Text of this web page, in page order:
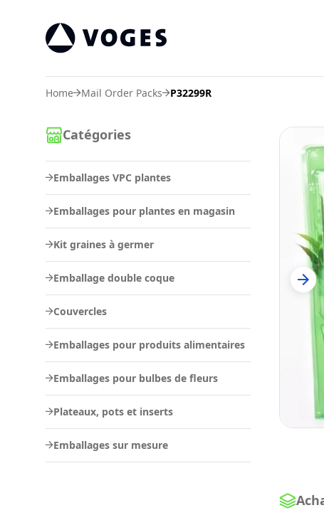
Home Mail Order Packs P32299R
Catégories
Emballages VPC plantes
Emballages pour plantes en magasin
Kit graines à germer
Emballage double coque
Couvercles
Emballages pour produits alimentaires
Emballages pour bulbes de fleurs
Plateaux, pots et inserts
Emballages sur mesure